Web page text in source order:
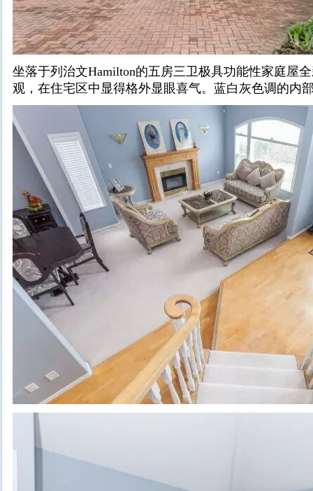
坐落于列治文Hamilton的五房三卫极具功能性家庭屋
观，在住宅区中显得格外显眼喜气。蓝白灰色调的内